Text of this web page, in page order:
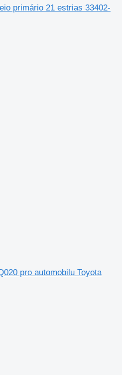
primário 21 estrias 33402-
pro automobilu Toyota